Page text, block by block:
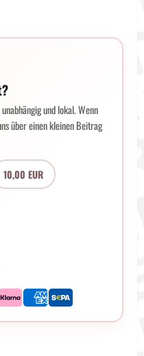
und lokal. Wenn
über einen kleinen Beitrag
10,00 EUR